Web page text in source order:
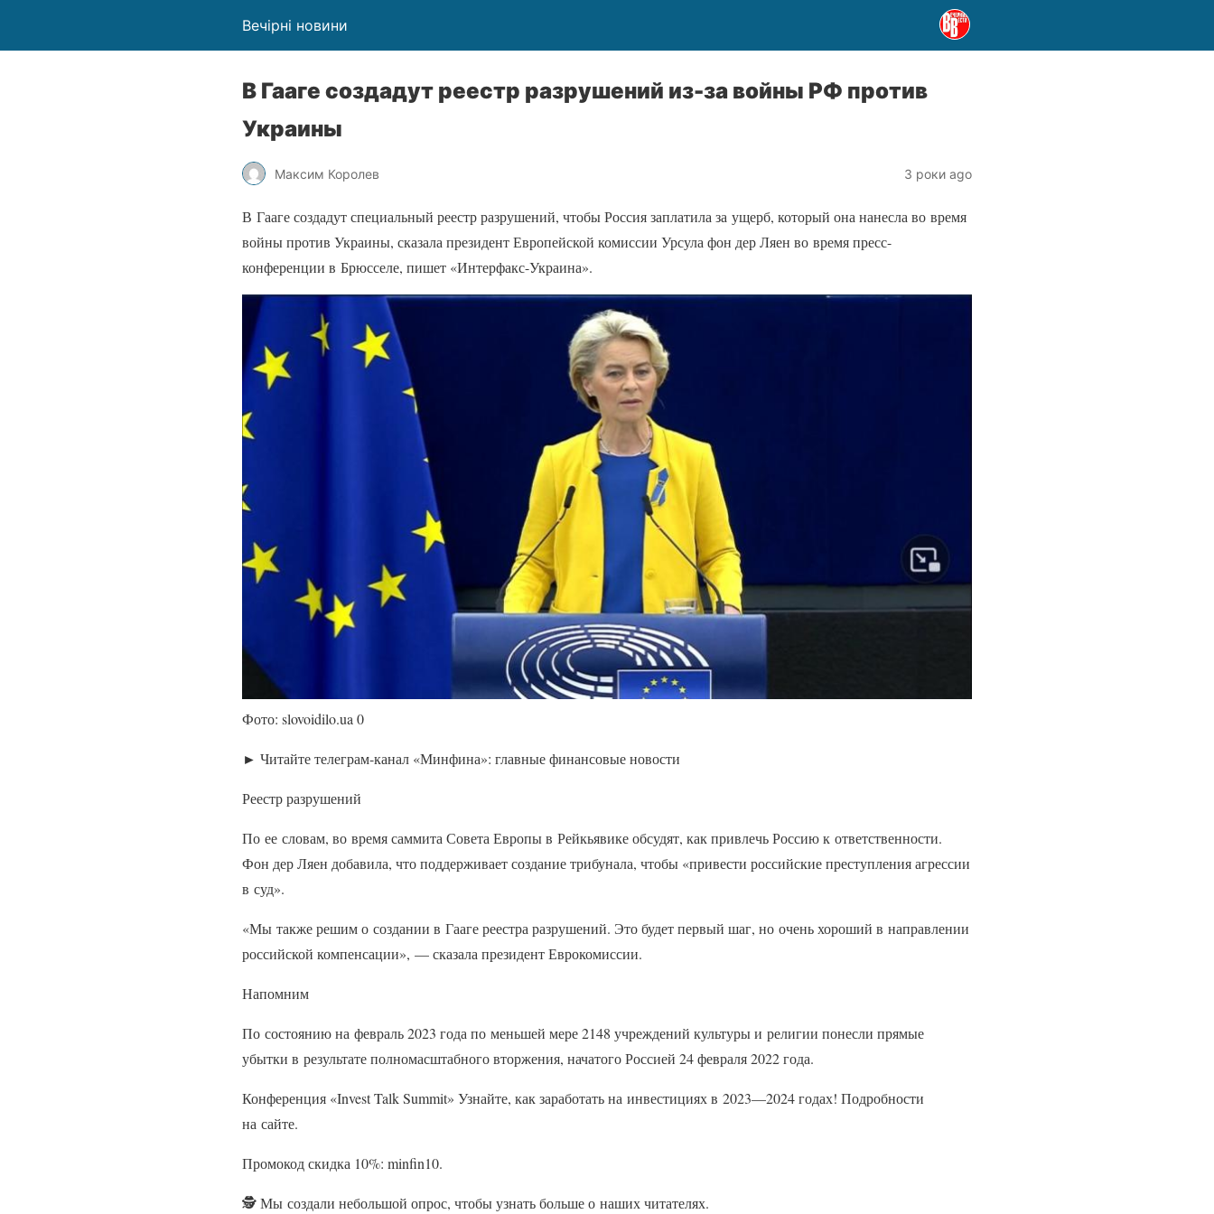
Вечірні новини
В Гааге создадут реестр разрушений из-за войны РФ против
Украины
Максим Королев 3 роки ago
В Гааге создадут специальный реестр разрушений, чтобы Россия заплатила за ущерб, который она нанесла во время
войны против Украины, сказала президент Европейской комиссии Урсула фон дер Ляен во время пресс-
конференции в Брюсселе, пишет «Интерфакс-Украина».
Фото: slovoidilo.ua 0
► Читайте телеграм-канал «Минфина»: главные финансовые новости
Реестр разрушений
По ее словам, во время саммита Совета Европы в Рейкьявике обсудят, как привлечь Россию к ответственности.
Фон дер Ляен добавила, что поддерживает создание трибунала, чтобы «привести российские преступления агрессии
в суд».
«Мы также решим о создании в Гааге реестра разрушений. Это будет первый шаг, но очень хороший в направлении
российской компенсации», — сказала президент Еврокомиссии.
Напомним
По состоянию на февраль 2023 года по меньшей мере 2148 учреждений культуры и религии понесли прямые
убытки в результате полномасштабного вторжения, начатого Россией 24 февраля 2022 года.
Конференция «Invest Talk Summit» Узнайте, как заработать на инвестициях в 2023—2024 годах! Подробности
на сайте.
Промокод скидка 10%: minfin10.
🕵️ Мы создали небольшой опрос, чтобы узнать больше о наших читателях.